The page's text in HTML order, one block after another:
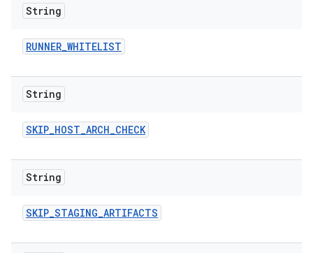
String
RUNNER_WHITELIST
String
SKIP_HOST_ARCH_CHECK
String
SKIP_STAGING_ARTIFACTS